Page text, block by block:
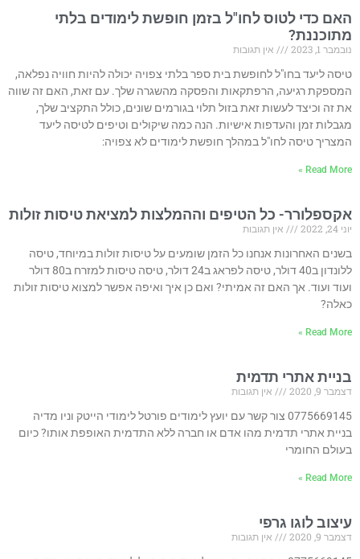
האם כדי לטוס לחו"ל בזמן חופשת לימודים בלתי
מתוכננת?
נובמבר 1, 2023
אין תגובות
טיסה ליעד בחו"ל לחופשת בית ספר בלתי צפויה יכולה להיות חוויה נפלאה,
המספקת רגיעה, הרפתקאות והפסקה מהשגרה שלך. עם זאת, האם זה שווה
את זה וכיצד לעשות זאת בזול תלוי בגורמים שונים, כולל התקציב שלך,
מגבלות זמן והעדפות אישיות. הנה כמה שיקולים וטיפים לטיסה ליעד
המצריך טיסה לחו"ל במהלך חופשת לימודים לא צפויה:
Read More »
אקספלורר- כל הטיפים וההמלצות למציאת טיסות זולות
יוני 24, 2022
אין תגובות
בשנים האחרונות אנחנו כל הזמן שומעים על טיסות זולות במיוחד, טיסה
ללונדון ב40 דולר, טיסה לפראג ב24 דולר, טיסה טיסות למזרח ב80 דולר
ועוד ועוד. אך האם זה אמיתי? ואם כן איך ואיפה אפשר למצוא טיסות זולות
כאלה?
Read More »
בניית אתרי תדמית
דצמבר 9, 2020
אין תגובות
0775669145 צור קשר עם יועץ לימודים פורטל לימודי הייטק וניו מדיה
בניית אתרי תדמית מהו אדם או חברה ללא התדמית האופפת אותו? כיום
בעולם החומרי
Read More »
עיצוב לוגו גרפי
דצמבר 9, 2020
אין תגובות